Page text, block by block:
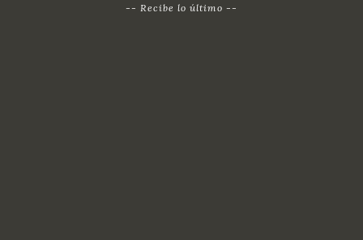
-- Recibe lo último --